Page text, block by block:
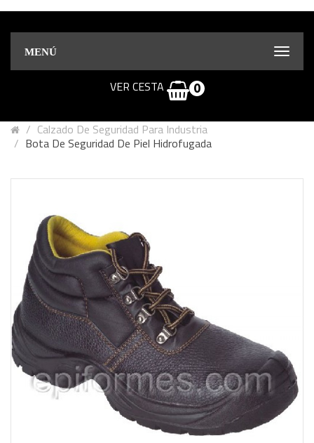
MENÚ
VER CESTA 0
Calzado De Seguridad Para Industria
Bota De Seguridad De Piel Hidrofugada